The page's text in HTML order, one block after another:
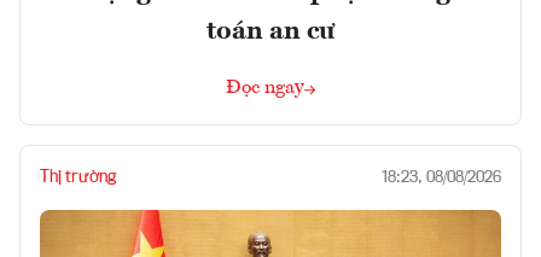
toán an cư
Đọc ngay
Thị trường 18:23, 08/08/2026